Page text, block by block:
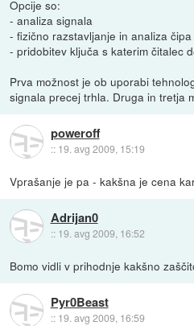
Opcije so:
- analiza signala
- fizično razstavljanje in analiza čipa
- pridobitev ključa s katerim čitalec
Prva možnost je ob uporabi
signala precej trhla. Druga in tretja
poweroff
:: 19. avg 2009, 15:19
Vprašanje je pa - kakšna je cena
Adrijan0
:: 19. avg 2009, 16:52
Bomo vidli v prihodnje kakšno
Pyr0Beast
:: 19. avg 2009, 16:59